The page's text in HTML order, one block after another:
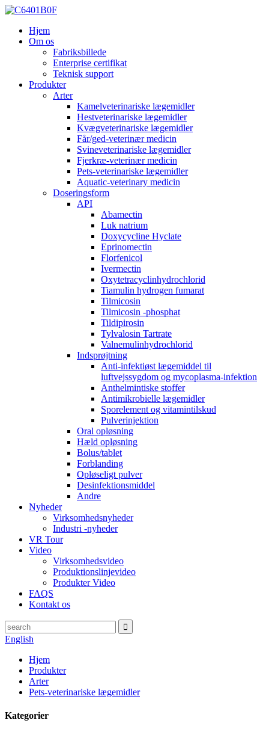
Hjem
Om os
Fabriksbillede
Enterprise certifikat
Teknisk support
Produkter
Arter
Kamelveterinariske lægemidler
Hestveterinariske lægemidler
Kvægveterinariske lægemidler
Får/ged-veterinær medicin
Svineveterinariske lægemidler
Fjerkræ-veterinær medicin
Pets-veterinariske lægemidler
Aquatic-veterinary medicin
Doseringsform
API
Abamectin
Luk natrium
Doxycycline Hyclate
Eprinomectin
Florfenicol
Ivermectin
Oxytetracyclinhydrochlorid
Tiamulin hydrogen fumarat
Tilmicosin
Tilmicosin -phosphat
Tildipirosin
Tylvalosin Tartrate
Valnemulinhydrochlorid
Indsprøjtning
Anti-infektiøst lægemiddel til
luftvejssygdom og mycoplasma-infektion
Anthelmintiske stoffer
Antimikrobielle lægemidler
Sporelement og vitamintilskud
Pulverinjektion
Oral opløsning
Hæld opløsning
Bolus/tablet
Forblanding
Opløseligt pulver
Desinfektionsmiddel
Andre
Nyheder
Virksomhedsnyheder
Industri -nyheder
VR Tour
Video
Virksomhedsvideo
Produktionslinjevideo
Produkter Video
FAQS
Kontakt os
English
Hjem
Produkter
Arter
Pets-veterinariske lægemidler
Kategorier